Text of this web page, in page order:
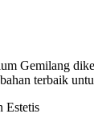
Gemilang
terbaik
Estetis